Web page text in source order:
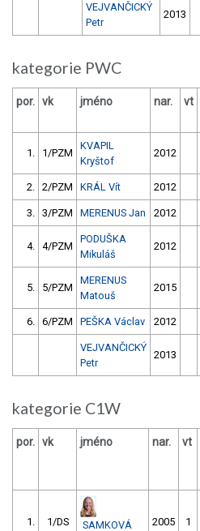
VEJVANČICKÝ
Petr
2013
kategorie PWC
por. vk jméno nar. vt
1. 1/PZM
KVAPIL
Kryštof
2012
2. 2/PZM KRÁL Vít 2012
3. 3/PZM MERENUS Jan 2012
4. 4/PZM
PODUŠKA
Mikuláš
2012
5. 5/PZM
MERENUS
Matouš
2015
6. 6/PZM PEŠKA Václav 2012
VEJVANČICKÝ
Petr
2013
kategorie C1W
por. vk jméno nar. vt
1. 1/DS SAMKOVÁ 2005 1